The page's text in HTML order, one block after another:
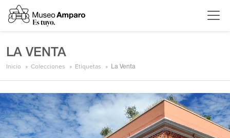
LA VENTA
Inicio Colecciones Etiquetas La Venta